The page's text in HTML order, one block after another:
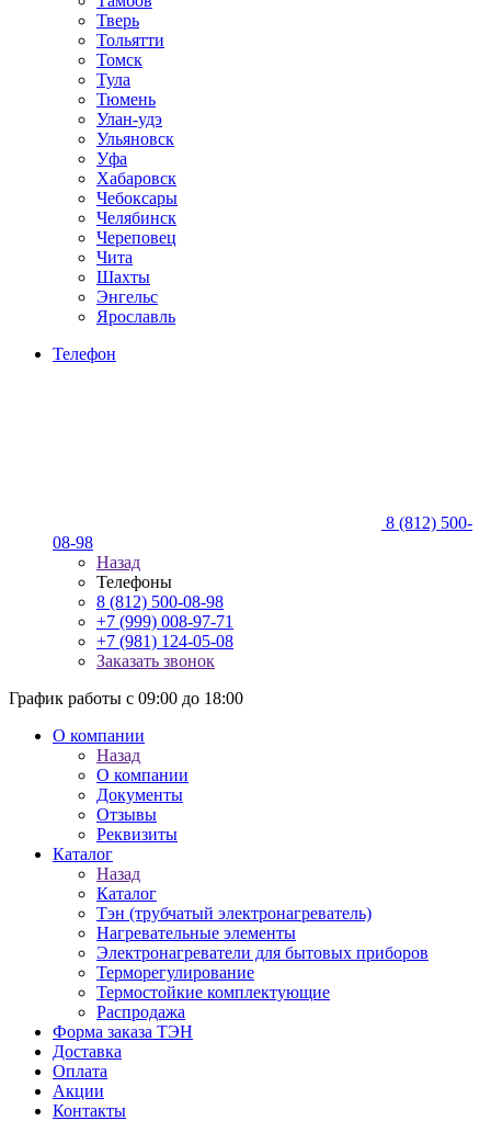
Тверь
Тольятти
Томск
Тула
Тюмень
Улан-удэ
Ульяновск
Уфа
Хабаровск
Чебоксары
Челябинск
Череповец
Чита
Шахты
Энгельс
Ярославль
Телефон
8 (812) 500-
08-98
Назад
Телефоны
8 (812) 500-08-98
+7 (999) 008-97-71
+7 (981) 124-05-08
Заказать звонок
График работы с 09:00 до 18:00
О компании
Назад
О компании
Документы
Отзывы
Реквизиты
Каталог
Назад
Каталог
Тэн (трубчатый электронагреватель)
Нагревательные элементы
Электронагреватели для бытовых приборов
Терморегулирование
Термостойкие комплектующие
Распродажа
Форма заказа ТЭН
Доставка
Оплата
Акции
Контакты